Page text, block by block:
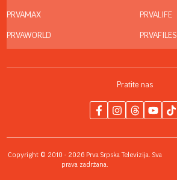
PRVAMAX
PRVAWORLD
PRVALIFE
PRVAFILES
Pratite nas
Copyright © 2010 - 2026 Prva Srpska Televizija. Sva
prava zadržana.